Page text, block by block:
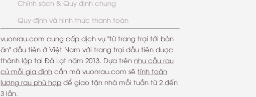
Chính sách & Quy định chung
Quy định và hình thức thanh toán
vuonrau.com cung cấp dịch vụ "từ trang trại tới bàn
ăn" đầu tiên ở Việt Nam với trang trại đầu tiên đuợc
thành lập tại Đà Lạt năm 2013. Dựa trênnhu cầu rau
củ mỗi gia đình cần mà vuonrau.com sẽtính toán
lượng rau phù hợp để giao tận nhà mỗi tuần từ 2 đến
3 lần.